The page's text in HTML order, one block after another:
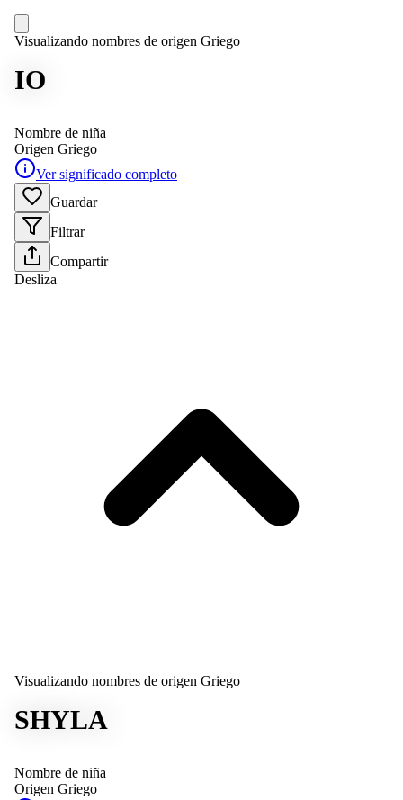
Visualizando nombres de origen Griego
IO
Nombre de niña
Origen Griego
Ver significado completo
Guardar
Filtrar
Compartir
Desliza
Visualizando nombres de origen Griego
SHYLA
Nombre de niña
Origen Griego